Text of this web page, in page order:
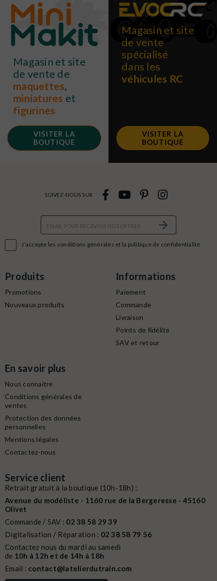
Magasin et site
de vente de
maquettes,
miniatures et
figurines
VISITER LA
BOUTIQUE
Magasin et site
de vente
spécialisé
dans les
véhicules RC
VISITER LA
BOUTIQUE
J'accepte les conditions générales et la politique de confidentialité
SUIVEZ-NOUS SUR
Produits
Promotions
Nouveaux produits
Informations
Paiement
Commande
Livraison
Points de fidélité
SAV et retour
En savoir plus
Nous connaitre
Conditions générales de
ventes
Protection des données
personnelles
Mentions légales
Contactez-nous
Service client
Retrait gratuit à la boutique (10h-18h) :
Avenue du modéliste - 1160 rue de la Bergeresse - 45160
Olivet
Commande / SAV : 02 38 58 29 39
Digitalisation / Réparation : 02 38 58 79 56
Contactez nous du mardi au samedi
de 10h à 12h et de 14h à 18h
Email : contact@latelierdutrain.com